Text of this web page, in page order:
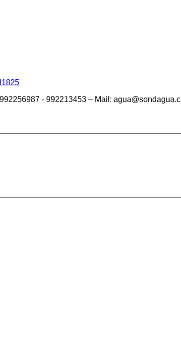
- 992213453 – Mail: agua@sondagua.cl